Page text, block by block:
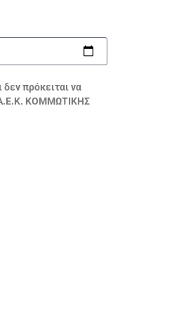
πρόκειται να
ΚΟΜΜΩΤΙΚΗΣ